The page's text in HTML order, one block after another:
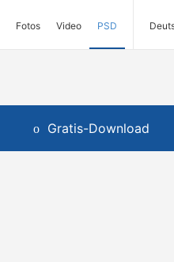
Fotos Video PSD
Gratis-Download